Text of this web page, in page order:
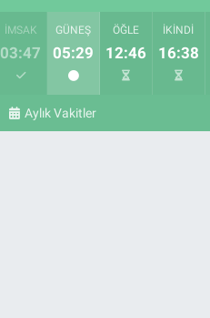
İMSAK
03:47
GÜNEŞ
05:29
ÖĞLE
12:46
İKINDI
16:38
Aylık Vakitler